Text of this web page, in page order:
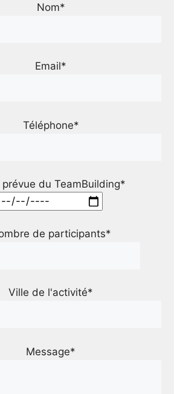
Nom*
Email*
Téléphone*
prévue du TeamBuilding*
de participants*
Ville de l'activité*
Message*